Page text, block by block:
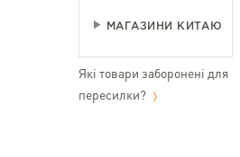
МАГАЗИНИ КИТАЮ
Які товари заборонені для
пересилки?